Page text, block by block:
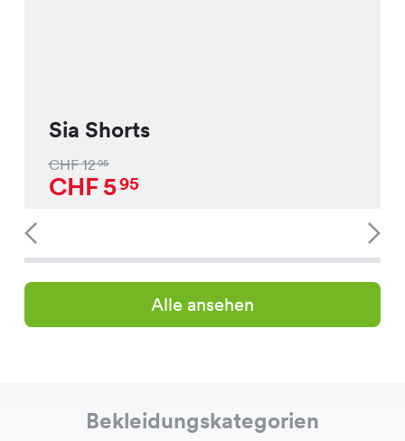
Sia Shorts
CHF1295
CHF595
Alle ansehen
Bekleidungskategorien